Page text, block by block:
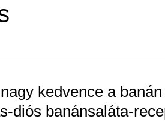
kedvence a
diós banánsaláta-